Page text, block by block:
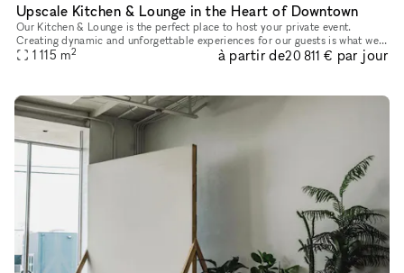
Upscale Kitchen & Lounge in the Heart of Downtown
Our Kitchen & Lounge is the perfect place to host your private event.
Creating dynamic and unforgettable experiences for our guests is what we
do best. From wall to wall, we boast the perfect photo o
1 115 m2 à partir de20 811 € par jour